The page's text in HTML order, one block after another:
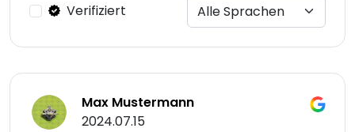
Verifiziert
Max Mustermann
2024.07.15